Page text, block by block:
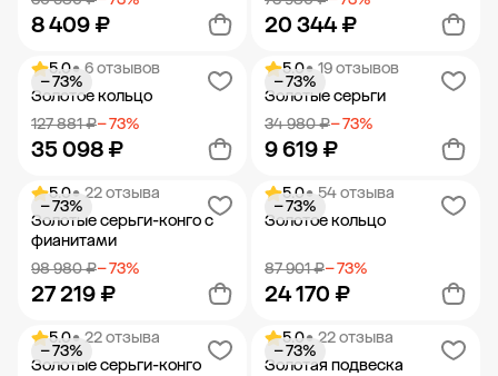
8 409 ₽
Добавить в корзину
20 344 ₽
Добавить в корзину
5.0• 6 отзывов
Золотое кольцо
127 881 ₽− 73%
35 098 ₽
− 73%
Добавить в корзину
5.0• 19 отзывов
Золотые серьги
34 980 ₽− 73%
9 619 ₽
− 73%
Добавить в корзину
5.0• 22 отзыва
Золотые серьги-конго с
фианитами
98 980 ₽− 73%
27 219 ₽
− 73%
Добавить в корзину
5.0• 54 отзыва
Золотое кольцо
87 901 ₽− 73%
24 170 ₽
− 73%
Добавить в корзину
5.0• 22 отзыва
Золотые серьги-конго
− 73%
5.0• 22 отзыва
Золотая подвеска
− 73%